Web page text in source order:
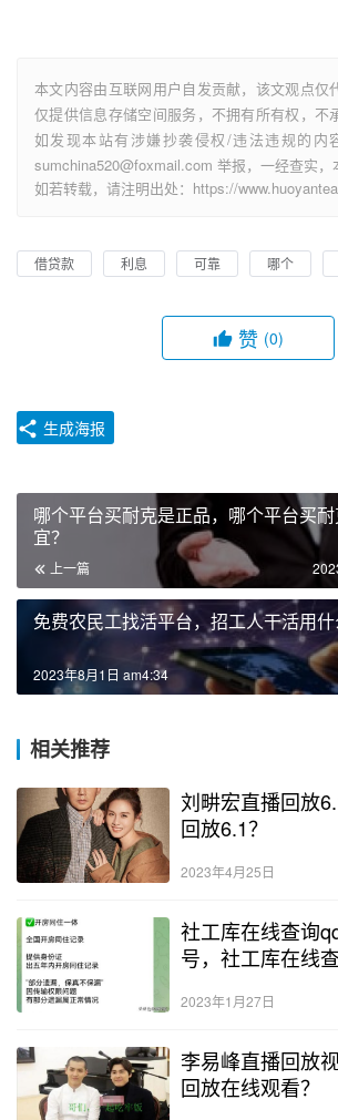
本文内容由互联网用户自发贡献，该文观点仅
仅提供信息存储空间服务，不拥有所有权，不
如发现本站有涉嫌抄袭侵权/违法违规的内
sumchina520@foxmail.com 举报，一经查实，
如若转载，请注明出处：https://
借贷款 利息 可靠 哪个
赞 (0)
生成海报
哪个平台买耐克是正品，哪个平台买
宜？
上一篇
免费农民工找活平台，招工人干活用
2023年8月1日 am4:34
相关推荐
刘畊宏直播回放
回放6.1？
2023年4月25日
社工库在线查询
号，社工库在线
2023年1月27日
李易峰直播回放
回放在线观看？